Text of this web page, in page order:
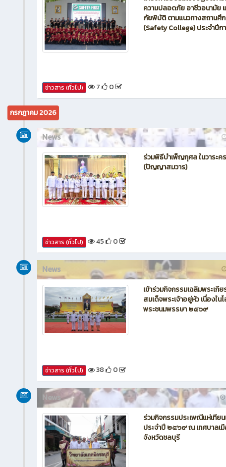
News
ข่าวสาร (ทั่วไป) 7 0
กรกฎาคม 2026
News
ข่าวสาร (ทั่วไป) 45 0
News
ข่าวสาร (ทั่วไป) 38 0
News